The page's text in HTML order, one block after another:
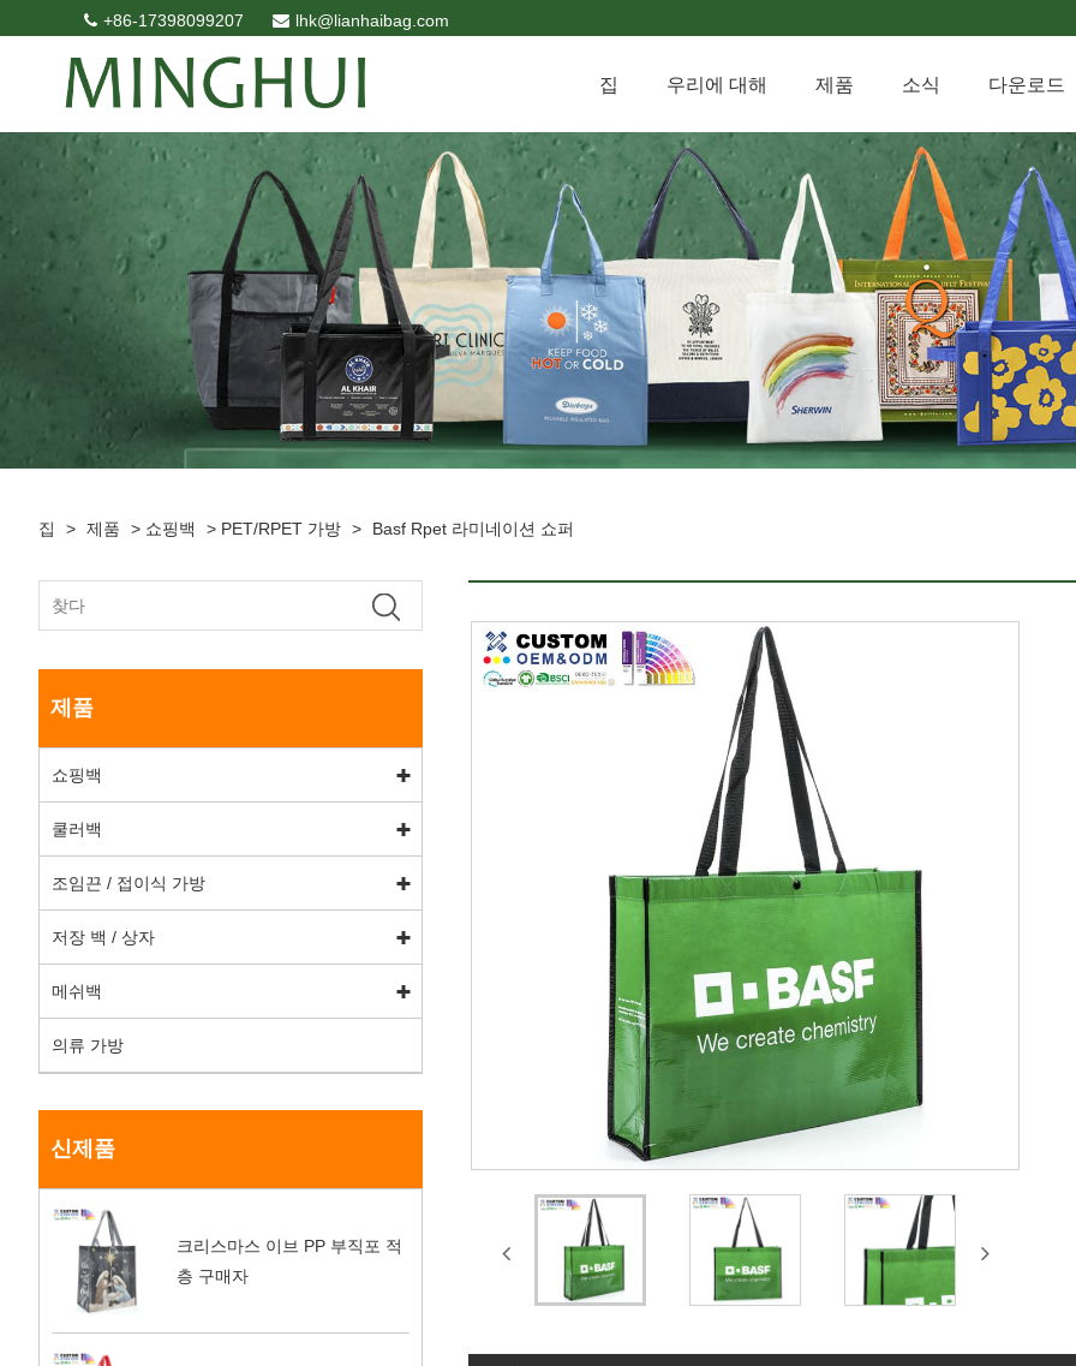
+86-17398099207 lhk@lianhaibag.com
집 우리에 대해 제품 소식 다운로드
집 > 제품 > 쇼핑백 > PET/RPET 가방 > Basf Rpet 라미네이션 쇼퍼
제품
쇼핑백
쿨러백
조임끈 / 접이식 가방
저장 백 / 상자
메쉬백
의류 가방
신제품
크리스마스 이브 PP 부직포 적
층 구매자